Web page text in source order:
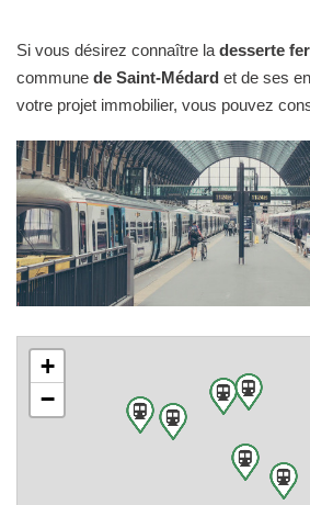
Si vous désirez connaître la desserte
commune de Saint-Médard et de ses
votre projet immobilier, vous pouvez
+
−